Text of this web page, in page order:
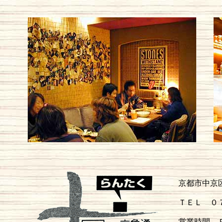
京都市中京
ＴＥＬ ０